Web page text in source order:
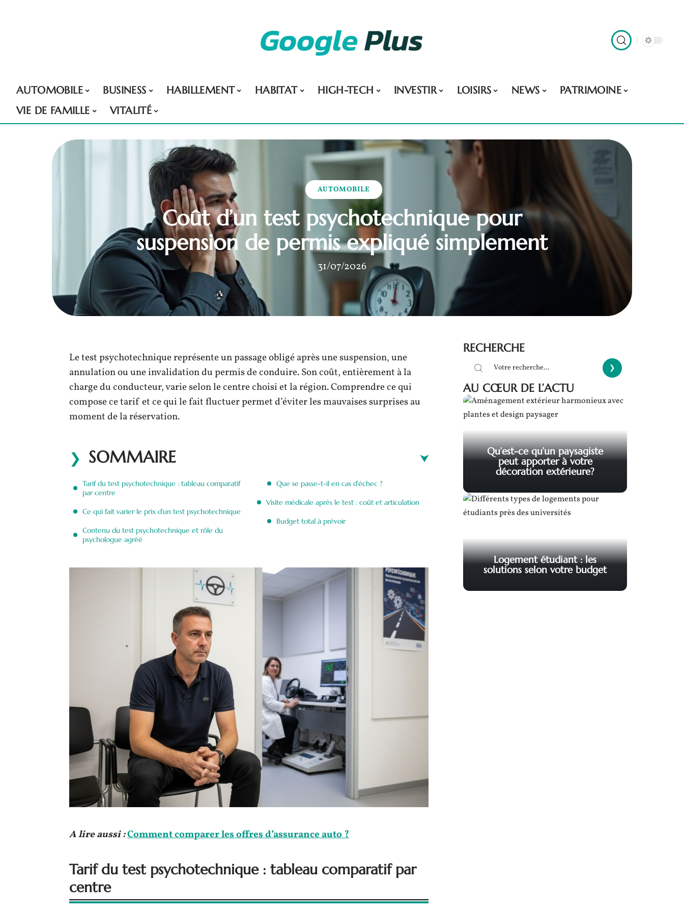
AUTOMOBILE BUSINESS HABILLEMENT HABITAT HIGH-TECH INVESTIR LOISIRS NEWS
PATRIMOINE
VIE DE FAMILLE
VITALITÉ
AUTOMOBILE
Coût d’un test psychotechnique pour
suspension de permis expliqué simplement
31/07/2026
Le test psychotechnique représente un passage obligé après une suspension, une
annulation ou une invalidation du permis de conduire. Son coût, entièrement à la
charge du conducteur, varie selon le centre choisi et la région. Comprendre ce qui
compose ce tarif et ce qui le fait fluctuer permet d’éviter les mauvaises surprises au
moment de la réservation.
SOMMAIRE
Tarif du test psychotechnique : tableau comparatif
par centre
Ce qui fait varier le prix d’un test psychotechnique
Contenu du test psychotechnique et rôle du
psychologue agréé
Que se passe-t-il en cas d’échec ?
Visite médicale après le test : coût et articulation
Budget total à prévoir
A lire aussi :Comment comparer les offres d’assurance auto ?
Tarif du test psychotechnique : tableau comparatif par
centre
RECHERCHE
AU CŒUR DE L’ACTU
Qu’est-ce qu’un paysagiste
peut apporter à votre
décoration extérieure?
Logement étudiant : les
solutions selon votre budget